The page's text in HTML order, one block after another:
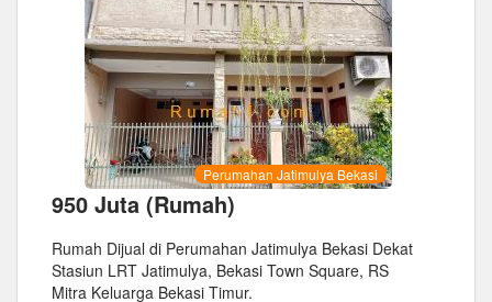
Perumahan Jatimulya Bekasi
950 Juta (Rumah)
Rumah Dijual di Perumahan Jatimulya Bekasi Dekat
Stasiun LRT Jatimulya, Bekasi Town Square, RS
Mitra Keluarga Bekasi Timur.